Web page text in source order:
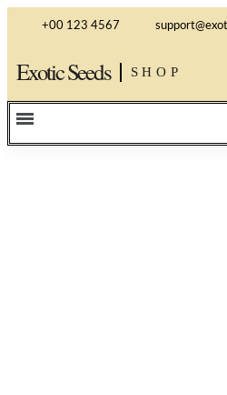
+00 123 4567
Exotic Seeds SHOP